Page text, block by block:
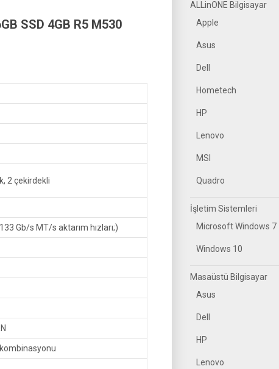
SSD 4GB R5 M530
2 çekirdekli
Gb/s MT/s aktarım hızları;)
ALLinONE Bilgisayar
Apple
Asus
Dell
Hometech
HP
Lenovo
MSI
Quadro
İşletim Sistemleri
Microsoft Windows 7
Windows 10
Masaüstü Bilgisayar
Asus
Dell
HP
Lenovo